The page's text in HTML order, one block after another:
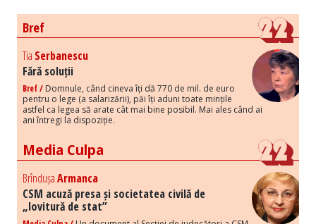
Bref
Tia Serbanescu
Fără soluții
Bref / Domnule, când cineva îți dă 770 de mil. de euro
pentru o lege (a salarizării), păi îți aduni toate mințile
astfel ca legea să arate cât mai bine posibil. Mai ales când ai
ani întregi la dispoziție.
Media Culpa
BrîndușaArmanca
CSM acuză presa și societatea civilă de
„lovitură de stat”